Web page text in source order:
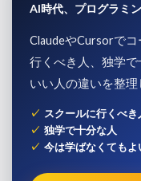
AI時代、プログラミ
ClaudeやCursorで
行くべき人、独学
いい人の違いを整理
スクールに行くべき
独学で十分な人
今は学ばなくてもよ